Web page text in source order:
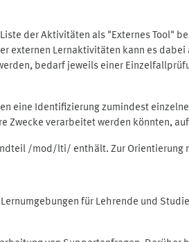
der Aktivitäten als "Externes Tool"
externen Lernaktivitäten kann es
bedarf jeweils einer
eine Identifizierung zumindest
verarbeitet werden könnten,
/mod/lti/ enthält. Zur
für Lehrende und